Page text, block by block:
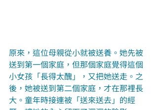
原來，這位母親從小就被送養。她先被
送到第一個家庭，但那個家庭覺得這個
小女孩「長得太醜」，又把她送走。之
後，她被送到第二個家庭，才在那裡長
大。童年時接連被「送來送去」的經